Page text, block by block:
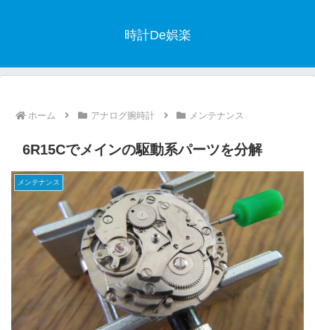
時計De娯楽
ホーム アナログ腕時計 メンテナンス
6R15Cでメインの駆動系パーツを分解
メンテナンス